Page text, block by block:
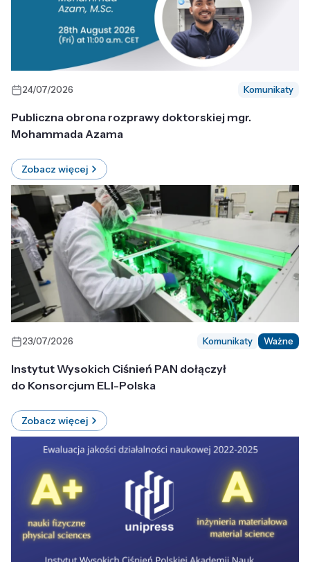
24/07/2026 Komunikaty
Publiczna obrona rozprawy doktorskiej mgr.
Mohammada Azama
Zobacz więcej
23/07/2026 Komunikaty Ważne
Instytut Wysokich Ciśnień PAN dołączył
do Konsorcjum ELI-Polska
Zobacz więcej